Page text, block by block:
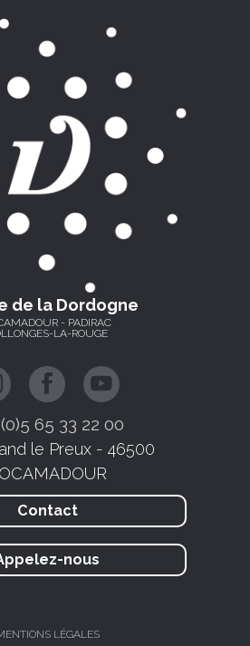
de la Dordogne
- PADIRAC
LA-ROUGE
(0)5 65 33 22 00
le Preux - 46500
Contact
nous
LÉGALES